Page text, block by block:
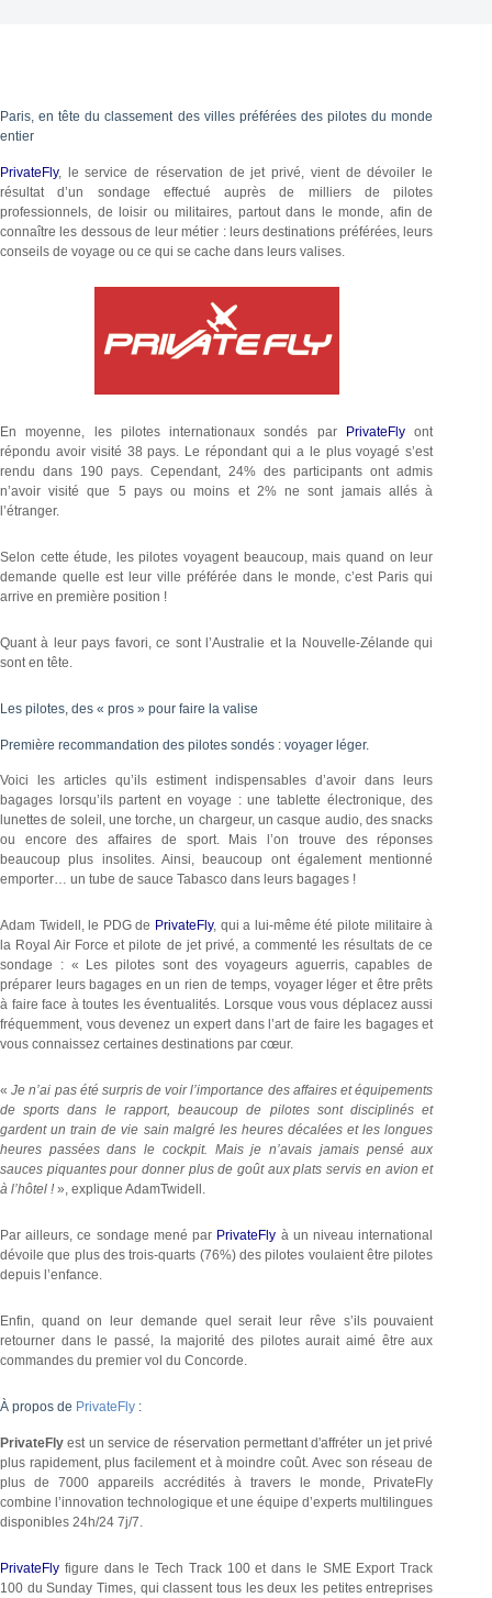
Paris, en tête du classement des villes préférées des pilotes du monde
entier
PrivateFly, le service de réservation de jet privé, vient de dévoiler le
résultat d’un sondage effectué auprès de milliers de pilotes
professionnels, de loisir ou militaires, partout dans le monde, afin de
connaître les dessous de leur métier : leurs destinations préférées, leurs
conseils de voyage ou ce qui se cache dans leurs valises.
En moyenne, les pilotes internationaux sondés par PrivateFlyont
répondu avoir visité 38 pays. Le répondant qui a le plus voyagé s’est
rendu dans 190 pays. Cependant, 24% des participants ont admis
n’avoir visité que 5 pays ou moins et 2% ne sont jamais allés à
l’étranger.
Selon cette étude, les pilotes voyagent beaucoup, mais quand on leur
demande quelle est leur ville préférée dans le monde, c’est Paris qui
arrive en première position !
Quant à leur pays favori, ce sont l’Australie et la Nouvelle-Zélande qui
sont en tête.
Les pilotes, des « pros » pour faire la valise
Première recommandation des pilotes sondés : voyager léger.
Voici les articles qu’ils estiment indispensables d’avoir dans leurs
bagages lorsqu’ils partent en voyage : une tablette électronique, des
lunettes de soleil, une torche, un chargeur, un casque audio, des snacks
ou encore des affaires de sport. Mais l’on trouve des réponses
beaucoup plus insolites. Ainsi, beaucoup ont également mentionné
emporter… un tube de sauce Tabasco dans leurs bagages !
Adam Twidell, le PDG de PrivateFly, qui a lui-même été pilote militaire à
la Royal Air Force et pilote de jet privé, a commenté les résultats de ce
sondage : « Les pilotes sont des voyageurs aguerris, capables de
préparer leurs bagages en un rien de temps, voyager léger et être prêts
à faire face à toutes les éventualités. Lorsque vous vous déplacez aussi
fréquemment, vous devenez un expert dans l’art de faire les bagages et
vous connaissez certaines destinations par cœur.
«Je n’ai pas été surpris de voir l’importance des affaires et équipements
de sports dans le rapport, beaucoup de pilotes sont disciplinés et
gardent un train de vie sain malgré les heures décalées et les longues
heures passées dans le cockpit. Mais je n’avais jamais pensé aux
sauces piquantes pour donner plus de goût aux plats servis en avion et
à l’hôtel ! », explique AdamTwidell.
Par ailleurs, ce sondage mené par PrivateFly à un niveau international
dévoile que plus des trois-quarts (76%) des pilotes voulaient être pilotes
depuis l’enfance.
Enfin, quand on leur demande quel serait leur rêve s’ils pouvaient
retourner dans le passé, la majorité des pilotes aurait aimé être aux
commandes du premier vol du Concorde.
À propos de PrivateFly :
PrivateFlyest un service de réservation permettant d'affréter un jet privé
plus rapidement, plus facilement et à moindre coût. Avec son réseau de
plus de 7000 appareils accrédités à travers le monde, PrivateFly
combine l’innovation technologique et une équipe d’experts multilingues
disponibles 24h/24 7j/7.
PrivateFly figure dans le Tech Track 100 et dans le SME Export Track
100 du Sunday Times, qui classent tous les deux les petites entreprises